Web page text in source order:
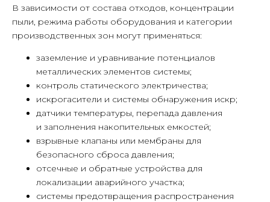
В зависимости от состава отходов, концентрации
пыли, режима работы оборудования и категории
производственных зон могут применяться:
заземление и уравнивание потенциалов
металлических элементов системы;
контроль статического электричества;
искрогасители и системы обнаружения искр;
датчики температуры, перепада давления
и заполнения накопительных емкостей;
взрывные клапаны или мембраны для
безопасного сброса давления;
отсечные и обратные устройства для
локализации аварийного участка;
системы предотвращения распространения